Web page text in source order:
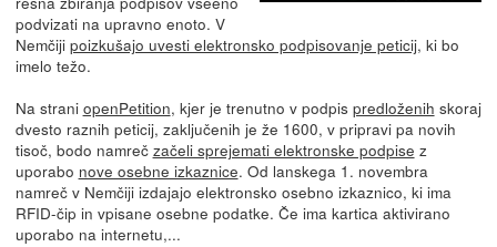
podvizati na upravno enoto. V
Nemčiji poizkušajo uvesti elektronsko podpisovanje peticij, ki bo
imelo težo.
Na strani openPetition, kjer je trenutno v podpis predloženih skoraj
dvesto raznih peticij, zaključenih je že 1600, v pripravi pa novih
tisoč, bodo namreč začeli sprejemati elektronske podpise z
uporabo nove osebne izkaznice. Od lanskega 1. novembra
namreč v Nemčiji izdajajo elektronsko osebno izkaznico, ki ima
RFID-čip in vpisane osebne podatke. Če ima kartica aktivirano
uporabo na internetu,...